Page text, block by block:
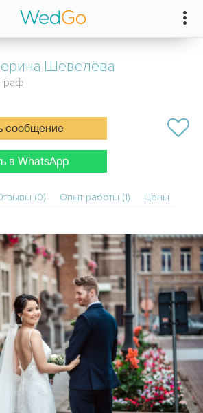
Шевелёва
сообщение
в WhatsApp
(0) Опыт работы (1) Цены